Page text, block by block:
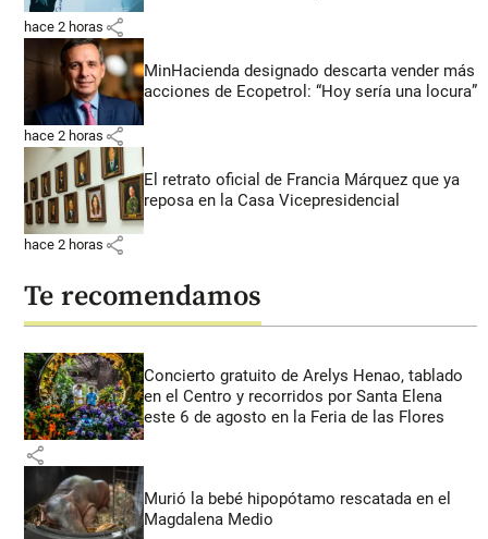
hace 2 horas share
MinHacienda designado descarta vender más
acciones de Ecopetrol: “Hoy sería una locura”
hace 2 horas share
El retrato oficial de Francia Márquez que ya
reposa en la Casa Vicepresidencial
hace 2 horas share
Te recomendamos
Concierto gratuito de Arelys Henao, tablado
en el Centro y recorridos por Santa Elena
este 6 de agosto en la Feria de las Flores
share
Murió la bebé hipopótamo rescatada en el
Magdalena Medio